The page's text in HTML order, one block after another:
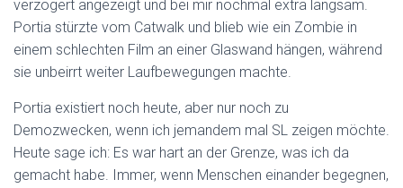
verzögert angezeigt und bei mir nochmal extra langsam.
Portia stürzte vom Catwalk und blieb wie ein Zombie in
einem schlechten Film an einer Glaswand hängen, während
sie unbeirrt weiter Laufbewegungen machte.
Portia existiert noch heute, aber nur noch zu
Demozwecken, wenn ich jemandem mal SL zeigen möchte.
Heute sage ich: Es war hart an der Grenze, was ich da
gemacht habe. Immer, wenn Menschen einander begegnen,